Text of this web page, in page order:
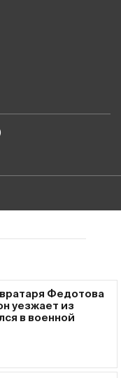
Федотова
уезжает из
в военной